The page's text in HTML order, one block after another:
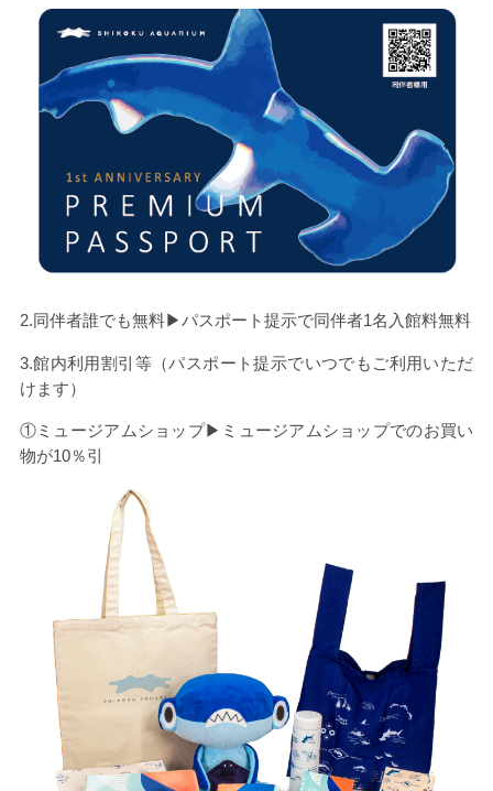
2.同伴者誰でも無料▶パスポート提示で同伴者1名入館料無料
3.館内利用割引等（パスポート提示でいつでもご利用いただ
けます）
①ミュージアムショップ▶ミュージアムショップでのお買い
物が10％引